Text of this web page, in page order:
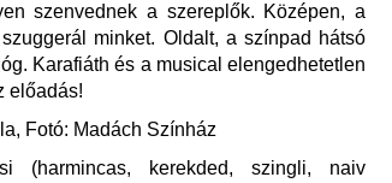
szenvednek a szereplők. Középen, a
minket. Oldalt, a színpad hátsó
Karafiáth és a musical elengedhetetlen
előadás!
(harmincas, kerekded, szingli, naiv